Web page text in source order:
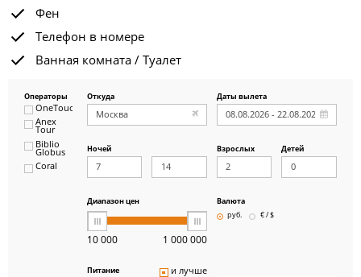
Фен
Телефон в номере
Ванная комната / Туалет
Операторы
OneTouch&Travel
Anex
Tour
Biblio
Globus
Coral
Откуда Даты вылета
Ночей Взрослых Детей
Диапазон цен
10 000 1 000 000
Валюта
руб.
€ / $
Питание и лучше